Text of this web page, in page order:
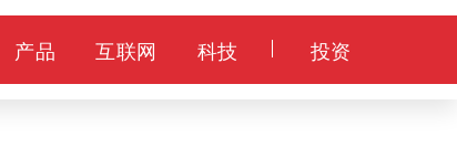
产品 互联网 科技 投资